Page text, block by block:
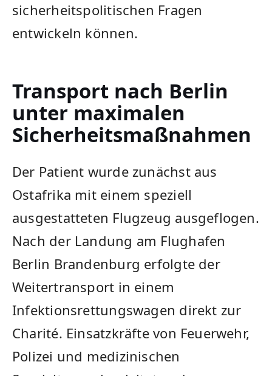
sicherheitspolitischen Fragen
entwickeln können.
Transport nach Berlin
unter maximalen
Sicherheitsmaßnahmen
Der Patient wurde zunächst aus
Ostafrika mit einem speziell
ausgestatteten Flugzeug ausgeflogen.
Nach der Landung am Flughafen
Berlin Brandenburg erfolgte der
Weitertransport in einem
Infektionsrettungswagen direkt zur
Charité. Einsatzkräfte von Feuerwehr,
Polizei und medizinischen